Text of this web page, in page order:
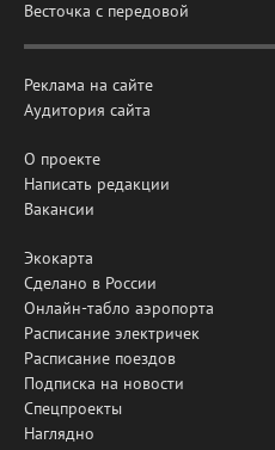
Весточка с передовой
Реклама на сайте
Аудитория сайта
О проекте
Написать редакции
Вакансии
Экокарта
Сделано в России
Онлайн-табло аэропорта
Расписание электричек
Расписание поездов
Подписка на новости
Спецпроекты
Наглядно